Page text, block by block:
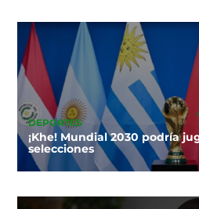
DEPORTES
¡Khe! Mundial 2030 podría
selecciones